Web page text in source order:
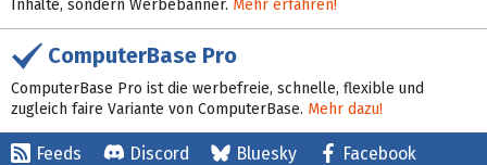
Inhalte, sondern Werbebanner. Mehr erfahren!
ComputerBase Pro
ComputerBase Pro ist die werbefreie, schnelle, flexible und
zugleich faire Variante von ComputerBase. Mehr dazu!
Feeds Discord Bluesky
Facebook